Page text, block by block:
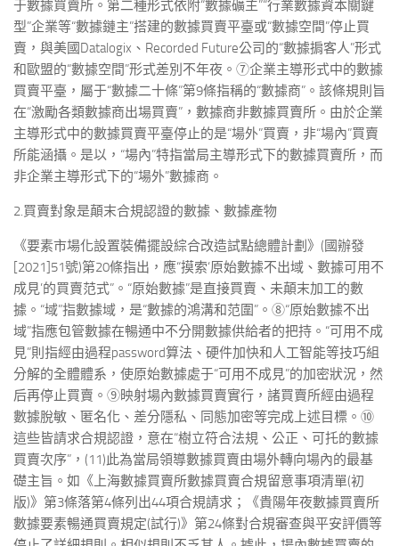
于數據買賣所。第二種形式依附“數據礦主”“行業數據資本關鍵
型”企業等“數據鏈主”搭建的數據買賣平臺或“數據空間”停止買
賣，與美國Datalogix、Recorded Future公司的“數據掮客人”形式
和歐盟的“數據空間”形式差別不年夜。⑦企業主導形式中的數據
買賣平臺，屬于“數據二十條”第9條指稱的“數據商”。該條規則旨
在“激勵各類數據商出場買賣”，數據商非數據買賣所。由於企業
主導形式中的數據買賣平臺停止的是“場外”買賣，非“場內”買賣
所能涵攝。是以，“場內”特指當局主導形式下的數據買賣所，而
非企業主導形式下的“場外”數據商。
2.買賣對象是顛末合規認證的數據、數據產物
《要素市場化設置裝備擺設綜合改造試點總體計劃》(國辦發
[2021]51號)第20條指出，應“摸索‘原始數據不出域、數據可用不
成見’的買賣范式”。“原始數據”是直接買賣、未顛末加工的數
據。“域”指數據域，是“數據的鴻溝和范圍”。⑧“原始數據不出
域”指應包管數據在暢通中不分開數據供給者的把持。“可用不成
見”則指經由過程password算法、硬件加快和人工智能等技巧組
分解的全體體系，使原始數據處于“可用不成見”的加密狀況，然
后再停止買賣。⑨映射場內數據買賣實行，諸買賣所經由過程
數據脫敏、匿名化、差分隱私、同態加密等完成上述目標。⑩
這些皆請求合規認證，意在“樹立符合法規、公正、可托的數據
買賣次序”，(11)此為當局領導數據買賣由場外轉向場內的最基
礎主旨。如《上海數據買賣所數據買賣合規留意事項清單(初
版)》第3條落第4條列出44項合規請求；《貴陽年夜數據買賣所
數據要素暢通買賣規定(試行)》第24條對合規審查與平安評價等